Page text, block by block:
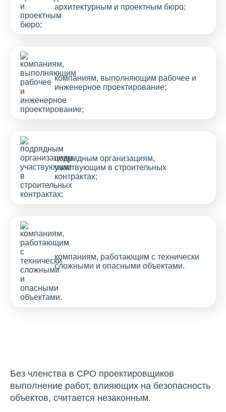
архитектурным и проектным бюро;
компаниям, выполняющим рабочее и
инженерное проектирование;
подрядным организациям,
участвующим в строительных
контрактах;
компаниям, работающим с технически
сложными и опасными объектами.
Без членства в СРО проектировщиков
выполнение работ, влияющих на безопасность
объектов, считается незаконным.